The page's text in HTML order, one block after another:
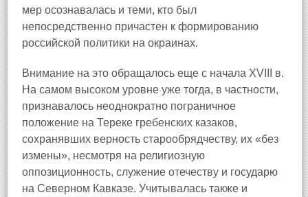
мер осознавалась и теми, кто был
непосредственно причастен к формированию
российской политики на окраинах.
Внимание на это обращалось еще с начала XVIII в.
На самом высоком уровне уже тогда, в частности,
признавалось неоднократно пограничное
положение на Тереке гребенских казаков,
сохранявших верность старообрядчеству, их «без
измены», несмотря на религиозную
оппозиционность, служение отечеству и государю
на Северном Кавказе. Учитывалась также и